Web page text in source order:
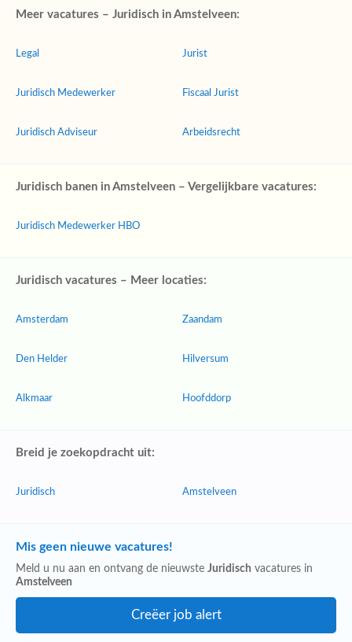
Meer vacatures – Juridisch in Amstelveen:
Legal
Juridisch Medewerker
Juridisch Adviseur
Jurist
Fiscaal Jurist
Arbeidsrecht
Juridisch banen in Amstelveen – Vergelijkbare vacatures:
Juridisch Medewerker HBO
Juridisch vacatures – Meer locaties:
Amsterdam
Den Helder
Alkmaar
Zaandam
Hilversum
Hoofddorp
Breid je zoekopdracht uit:
Juridisch Amstelveen
Mis geen nieuwe vacatures!
Meld u nu aan en ontvang de nieuwste Juridisch vacatures in
Amstelveen